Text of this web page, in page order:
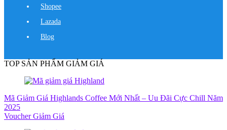
Shopee
Lazada
Blog
TOP SẢN PHẨM GIẢM GIÁ
Mã Giảm Giá Highlands Coffee Mới Nhất – Uu Đãi Cực Chill Năm
2025
Voucher Giảm Giá